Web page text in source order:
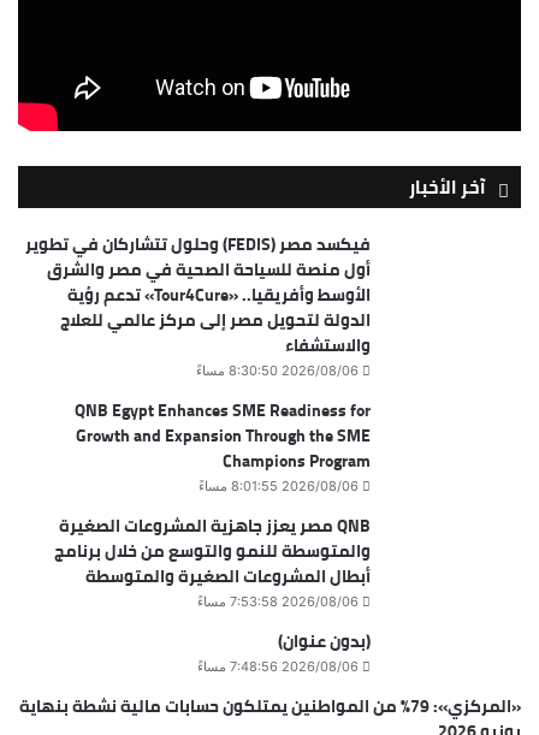
آخر الأخبار
فيكسد مصر (FEDIS) وحلول تتشاركان في تطوير
أول منصة للسياحة الصحية في مصر والشرق
الأوسط وأفريقيا.. «Tour4Cure» تدعم رؤية
الدولة لتحويل مصر إلى مركز عالمي للعلاج
والاستشفاء
2026/08/06 8:30:50 مساءً
QNB Egypt Enhances SME Readiness for
Growth and Expansion Through the SME
Champions Program
2026/08/06 8:01:55 مساءً
QNB مصر يعزز جاهزية المشروعات الصغيرة
والمتوسطة للنمو والتوسع من خلال برنامج
أبطال المشروعات الصغيرة والمتوسطة
2026/08/06 7:53:58 مساءً
(بدون عنوان)
2026/08/06 7:48:56 مساءً
«المركزي»: 79% من المواطنين يمتلكون حسابات مالية نشطة بنهاية